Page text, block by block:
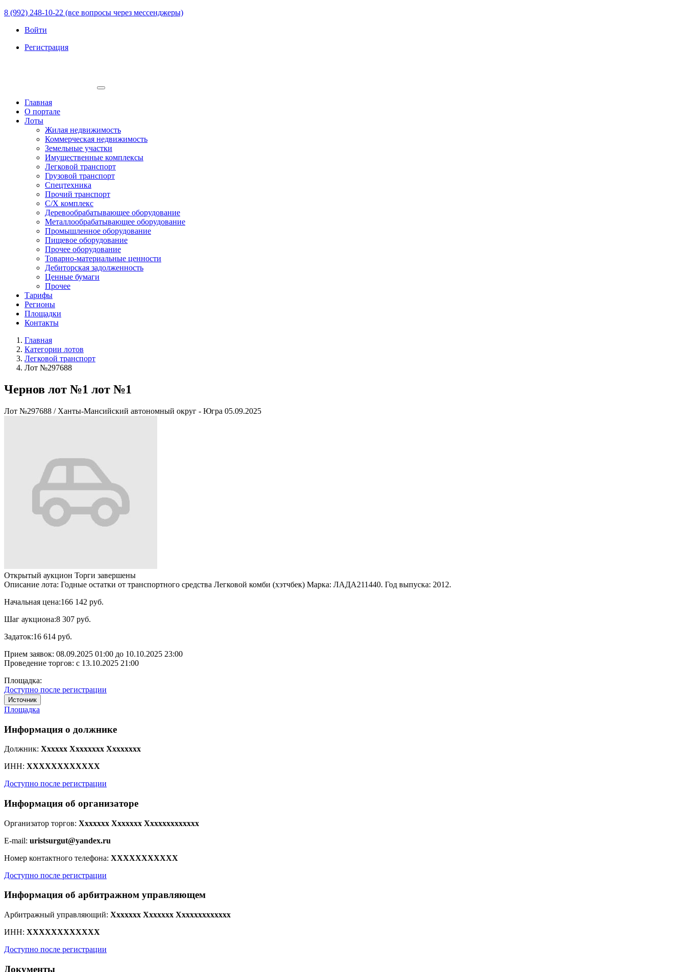
8 (992) 248-10-22 (все вопросы через мессенджеры)
Войти
Регистрация
Главная
О портале
Лоты
Жилая недвижимость
Коммерческая недвижимость
Земельные участки
Имущественные комплексы
Легковой транспорт
Грузовой транспорт
Спецтехника
Прочий транспорт
С/Х комплекс
Деревообрабатывающее оборудование
Металлообрабатывающее оборудование
Промышленное оборудование
Пищевое оборудование
Прочее оборудование
Товарно-материальные ценности
Дебиторская задолженность
Ценные бумаги
Прочее
Тарифы
Регионы
Площадки
Контакты
Главная
Категории лотов
Легковой транспорт
Лот №297688
Чернов лот №1 лот №1
Лот №297688 / Ханты-Мансийский автономный округ - Югра 05.09.2025
Открытый аукцион Торги завершены
Описание лота: Годные остатки от транспортного средства Легковой комби (хэтчбек) Марка: ЛАДА211440. Год выпуска: 2012.
Начальная цена:166 142 руб.
Шаг аукциона:8 307 руб.
Задаток:16 614 руб.
Прием заявок: 08.09.2025 01:00 до 10.10.2025 23:00
Проведение торгов: с 13.10.2025 21:00
Площадка:
Доступно после регистрации
Источник
Площадка
Информация о должнике
Должник: Xxxxxx Xxxxxxxx Xxxxxxxx
ИНН: XXXXXXXXXXXX
Доступно после регистрации
Информация об организаторе
Организатор торгов: Xxxxxxx Xxxxxxx Xxxxxxxxxxxxx
E-mail: uristsurgut@yandex.ru
Номер контактного телефона: XXXXXXXXXXX
Доступно после регистрации
Информация об арбитражном управляющем
Арбитражный управляющий: Xxxxxxx Xxxxxxx Xxxxxxxxxxxxx
ИНН: XXXXXXXXXXXX
Доступно после регистрации
Документы